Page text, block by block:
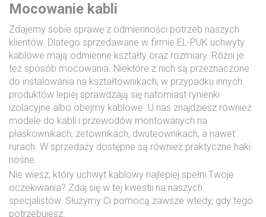
Mocowanie kabli
Zdajemy sobie sprawę z odmienności potrzeb naszych
klientów. Dlatego sprzedawane w firmie EL-PUK uchwyty
kablowe mają odmienne kształty oraz rozmiary. Różni je
też sposób mocowania. Niektóre z nich są przeznaczone
do instalowania na kształtownikach; w przypadku innych
produktów lepiej sprawdzają się natomiast rynienki
izolacyjne albo obejmy kablowe. U nas znajdziesz również
modele do kabli i przewodów montowanych na
płaskownikach, zetownikach, dwuteownikach, a nawet
rurach. W sprzedaży dostępne są również praktyczne haki
nośne.
Nie wiesz, który uchwyt kablowy najlepiej spełni Twoje
oczekiwania? Zdaj się w tej kwestii na naszych
specjalistów. Służymy Ci pomocą zawsze wtedy, gdy tego
potrzebujesz.